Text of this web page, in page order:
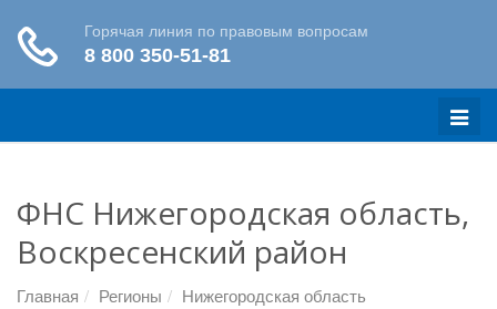
Меню
ФНС Нижегородская область,
Воскресенский район
Главная Регионы
Нижегородская область